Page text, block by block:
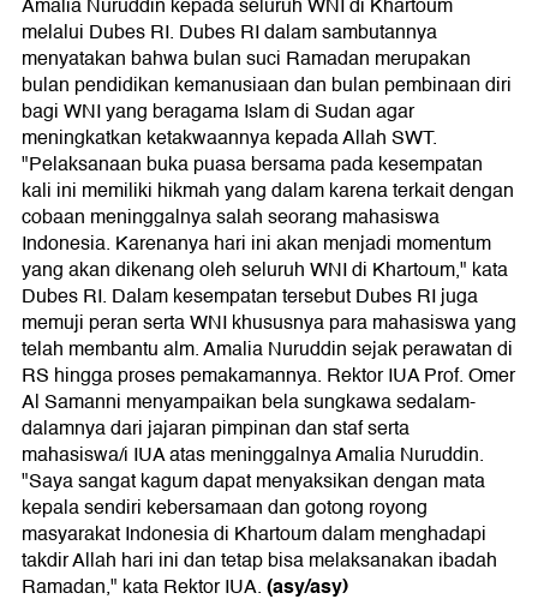
Amalia Nuruddin kepada seluruh WNI di Khartoum
melalui Dubes RI. Dubes RI dalam sambutannya
menyatakan bahwa bulan suci Ramadan merupakan
bulan pendidikan kemanusiaan dan bulan pembinaan diri
bagi WNI yang beragama Islam di Sudan agar
meningkatkan ketakwaannya kepada Allah SWT.
"Pelaksanaan buka puasa bersama pada kesempatan
kali ini memiliki hikmah yang dalam karena terkait dengan
cobaan meninggalnya salah seorang mahasiswa
Indonesia. Karenanya hari ini akan menjadi momentum
yang akan dikenang oleh seluruh WNI di Khartoum," kata
Dubes RI. Dalam kesempatan tersebut Dubes RI juga
memuji peran serta WNI khususnya para mahasiswa yang
telah membantu alm. Amalia Nuruddin sejak perawatan di
RS hingga proses pemakamannya. Rektor IUA Prof. Omer
Al Samanni menyampaikan bela sungkawa sedalam-
dalamnya dari jajaran pimpinan dan staf serta
mahasiswa/i IUA atas meninggalnya Amalia Nuruddin.
"Saya sangat kagum dapat menyaksikan dengan mata
kepala sendiri kebersamaan dan gotong royong
masyarakat Indonesia di Khartoum dalam menghadapi
takdir Allah hari ini dan tetap bisa melaksanakan ibadah
Ramadan," kata Rektor IUA.(asy/asy)